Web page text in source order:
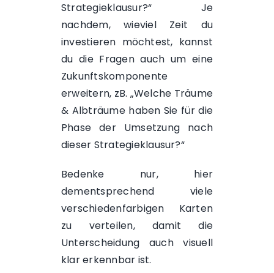
Strategieklausur?“ Je
nachdem, wieviel Zeit du
investieren möchtest, kannst
du die Fragen auch um eine
Zukunftskomponente
erweitern, zB. „Welche Träume
& Albträume haben Sie für die
Phase der Umsetzung nach
dieser Strategieklausur?“
Bedenke nur, hier
dementsprechend viele
verschiedenfarbigen Karten
zu verteilen, damit die
Unterscheidung auch visuell
klar erkennbar ist.